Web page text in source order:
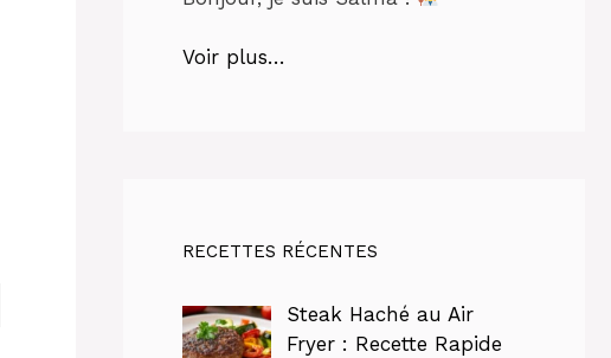
Voir plus…
RECETTES RÉCENTES
Steak Haché au Air
Fryer : Recette Rapide